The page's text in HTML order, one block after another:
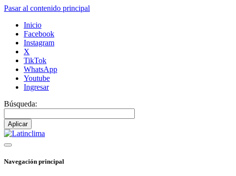
Pasar al contenido principal
Inicio
Facebook
Instagram
X
TikTok
WhatsApp
Youtube
Ingresar
Búsqueda:
Navegación principal